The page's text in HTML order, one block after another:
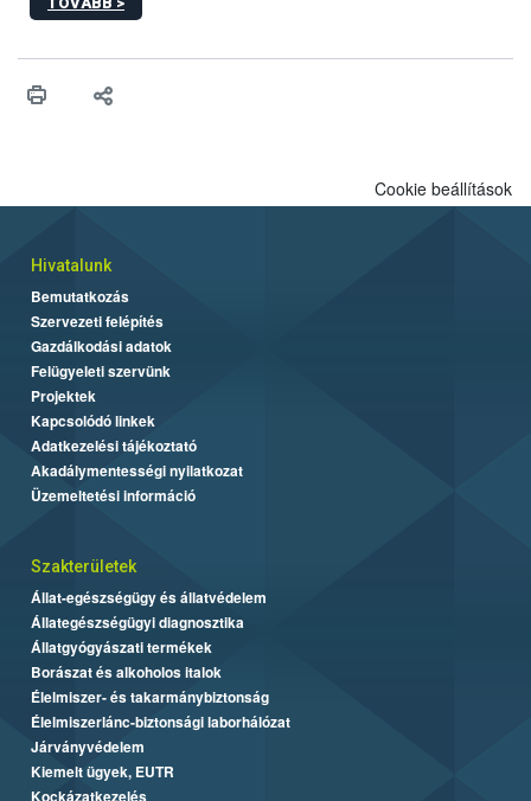
egészen a vesszőérettség (BBCH 91) stádiumáig
érésű szőlőkben is legyen lehetőség a károsító elleni további
felhasználók számára is elérhető és ökológiai termesztésben is
Cookie beállítások
Hivatalunk
Bemutatkozás
Szervezeti felépítés
Gazdálkodási adatok
Felügyeleti szervünk
Projektek
Kapcsolódó linkek
Adatkezelési tájékoztató
Akadálymentességi nyilatkozat
Üzemeltetési információ
Szakterületek
Állat-egészségügy és állatvédelem
Állategészségügyi diagnosztika
Állatgyógyászati termékek
Borászat és alkoholos italok
Élelmiszer- és takarmánybiztonság
Élelmiszerlánc-biztonsági laborhálózat
Járványvédelem
Kiemelt ügyek, EUTR
Kockázatkezelés